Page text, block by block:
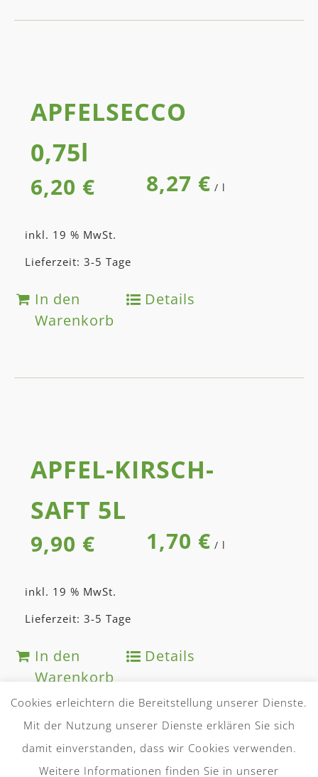
APFEL­SECCO
0,75l
6,20 € 8,27 € / l
inkl. 19 % MwSt.
Lieferzeit: 3-5 Tage
In den
Warenkorb
Details
APFEL-KIRSCH­
SAFT 5L
9,90 € 1,70 € / l
inkl. 19 % MwSt.
Lieferzeit: 3-5 Tage
In den
Warenkorb
Details
Cookies erleichtern die Bereitstellung unserer Dienste.
Mit der Nutzung unserer Dienste erklären Sie sich
damit einverstanden, dass wir Cookies verwenden.
Weitere Informationen finden Sie in unserer